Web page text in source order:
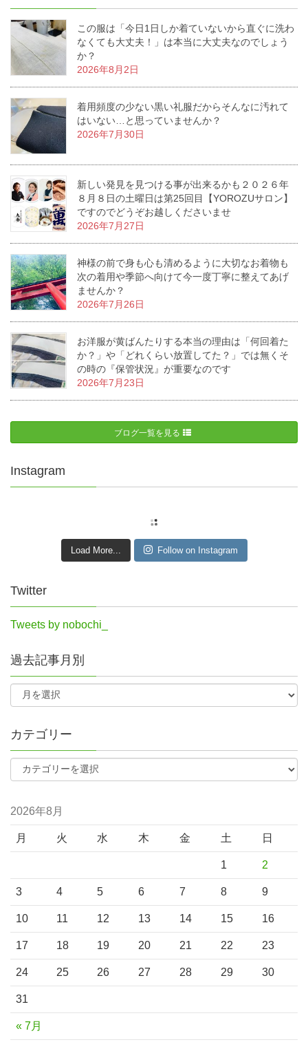
この服は「今日1日しか着ていないから直ぐに洗わ
なくても大丈夫！」は本当に大丈夫なのでしょう
か？
2026年8月2日
着用頻度の少ない黒い礼服だからそんなに汚れて
はいない…と思っていませんか？
2026年7月30日
新しい発見を見つける事が出来るかも２０２６年
８月８日の土曜日は第25回目【YOROZUサロン】
ですのでどうぞお越しくださいませ
2026年7月27日
神様の前で身も心も清めるように大切なお着物も
次の着用や季節へ向けて今一度丁寧に整えてあげ
ませんか？
2026年7月26日
お洋服が黄ばんたりする本当の理由は「何回着た
か？」や「どれくらい放置してた？」では無くそ
の時の『保管状況』が重要なのです
2026年7月23日
ブログ一覧を見る
Instagram
Load More... Follow on Instagram
Twitter
Tweets by nobochi_
過去記事月別
カテゴリー
2026年8月
月 火 水 木 金 土 日
« 7月
1 2
3 4 5 6 7 8 9
10 11 12 13 14 15 16
17 18 19 20 21 22 23
24 25 26 27 28 29 30
31